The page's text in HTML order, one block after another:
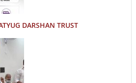
DARSHAN TRUST